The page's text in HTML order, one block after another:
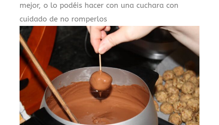
mejor, o lo podéis hacer con una cuchara con
cuidado de no romperlos